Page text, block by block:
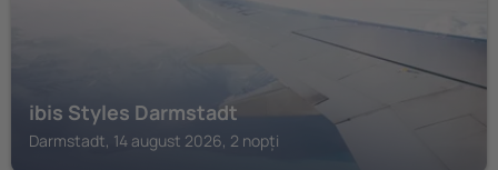
ibis Styles Darmstadt
Darmstadt, 14 august 2026, 2 nopți